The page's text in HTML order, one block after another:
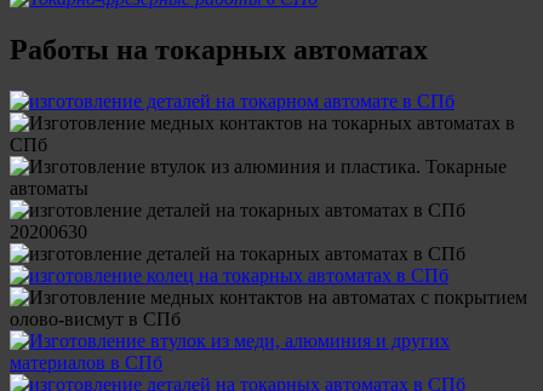
Работы на токарных автоматах